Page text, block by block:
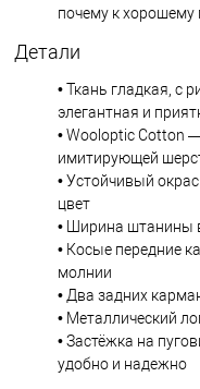
почему к
Детали
• Ткань гладкая, с
элегантная и
• Wooloptic Cotton
имитирующей
• Устойчивый
цвет
• Ширина штанины
• Косые передние
молнии
• Два задних
• Металлический
• Застёжка на
удобно и надежно